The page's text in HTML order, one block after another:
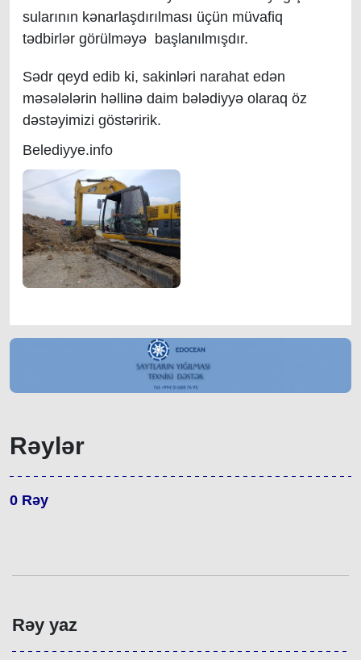
sularının kənarlaşdırılması üçün müvafiq
tədbirlər görülməyə başlanılmışdır.
Sədr qeyd edib ki, sakinləri narahat edən
məsələlərin həllinə daim bələdiyyə olaraq öz
dəstəyimizi göstəririk.
Belediyye.info
Rəylər
0 Rəy
Rəy yaz